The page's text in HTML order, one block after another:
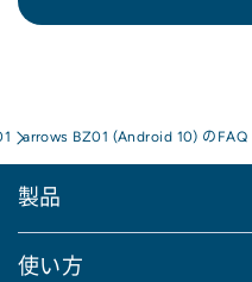
arrows BZ01 (Android 10) のFAQ
製品
使い方